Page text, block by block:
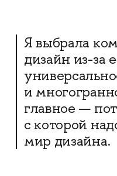
Я выбрала
дизайн из-за
и
главное —
с которой
мир дизайна.